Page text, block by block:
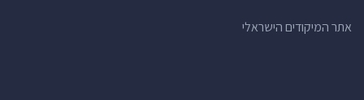
אתר המיקודים הישראלי